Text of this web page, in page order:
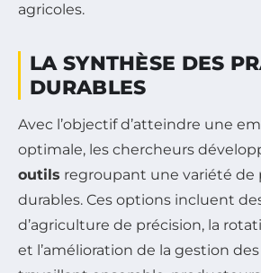
agricoles.
LA SYNTHÈSE DES
DURABLES
Avec l’objectif d’atteindre une
optimale, les chercheurs
outils regroupant une variété de
durables. Ces options incluent
d’agriculture de précision, la
et l’amélioration de la gestion